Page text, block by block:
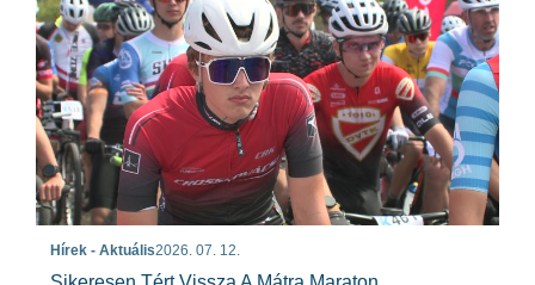
Hírek - Aktuális2026. 07. 12.